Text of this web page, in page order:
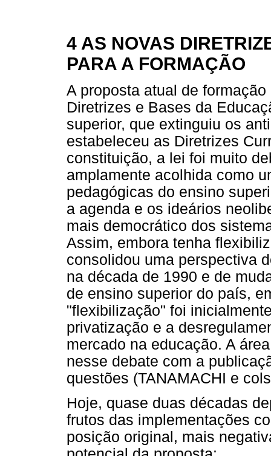
4 AS NOVAS
PARA A FORMAÇÃO
A proposta atual de
Diretrizes e Bases da
superior, que extinguiu os
estabeleceu as Diretrizes
constituição, a lei foi muito
amplamente acolhida como
pedagógicas do ensino
a agenda e os ideários
mais democrático dos
Assim, embora tenha
consolidou uma perspectiva
na década de 1990 e de
de ensino superior do país,
"flexibilização" foi
privatização e a
mercado na educação. A
nesse debate com a
questões (TANAMACHI e
Hoje, quase duas décadas
frutos das implementações
posição original, mais